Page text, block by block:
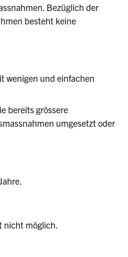
Bezüglich der
besteht keine
wenigen und einfachen
bereits grössere
umgesetzt oder
nicht möglich.